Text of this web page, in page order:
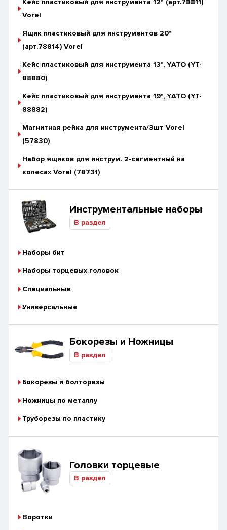
Vorel
Ящик пластиковый для инструментов 20"
(арт.78814) Vorel
Кейс пластиковый для инструмента 13", YАТО (YT-
88880)
Кейс пластиковый для инструмента 19", YАТО (YT-
88882)
Магнитная рейка для инструмента/3шт Vorel
(57830)
Набор ящиков для инструм. 2-сегментный на
колесах Vorel (78731)
Инструментальные наборы
В раздел
Наборы бит
Наборы торцевых головок
Специальные
Универсальные
Бокорезы и Ножницы
В раздел
Бокорезы и болторезы
Ножницы по металлу
Труборезы по пластику
Головки торцевые
В раздел
Воротки